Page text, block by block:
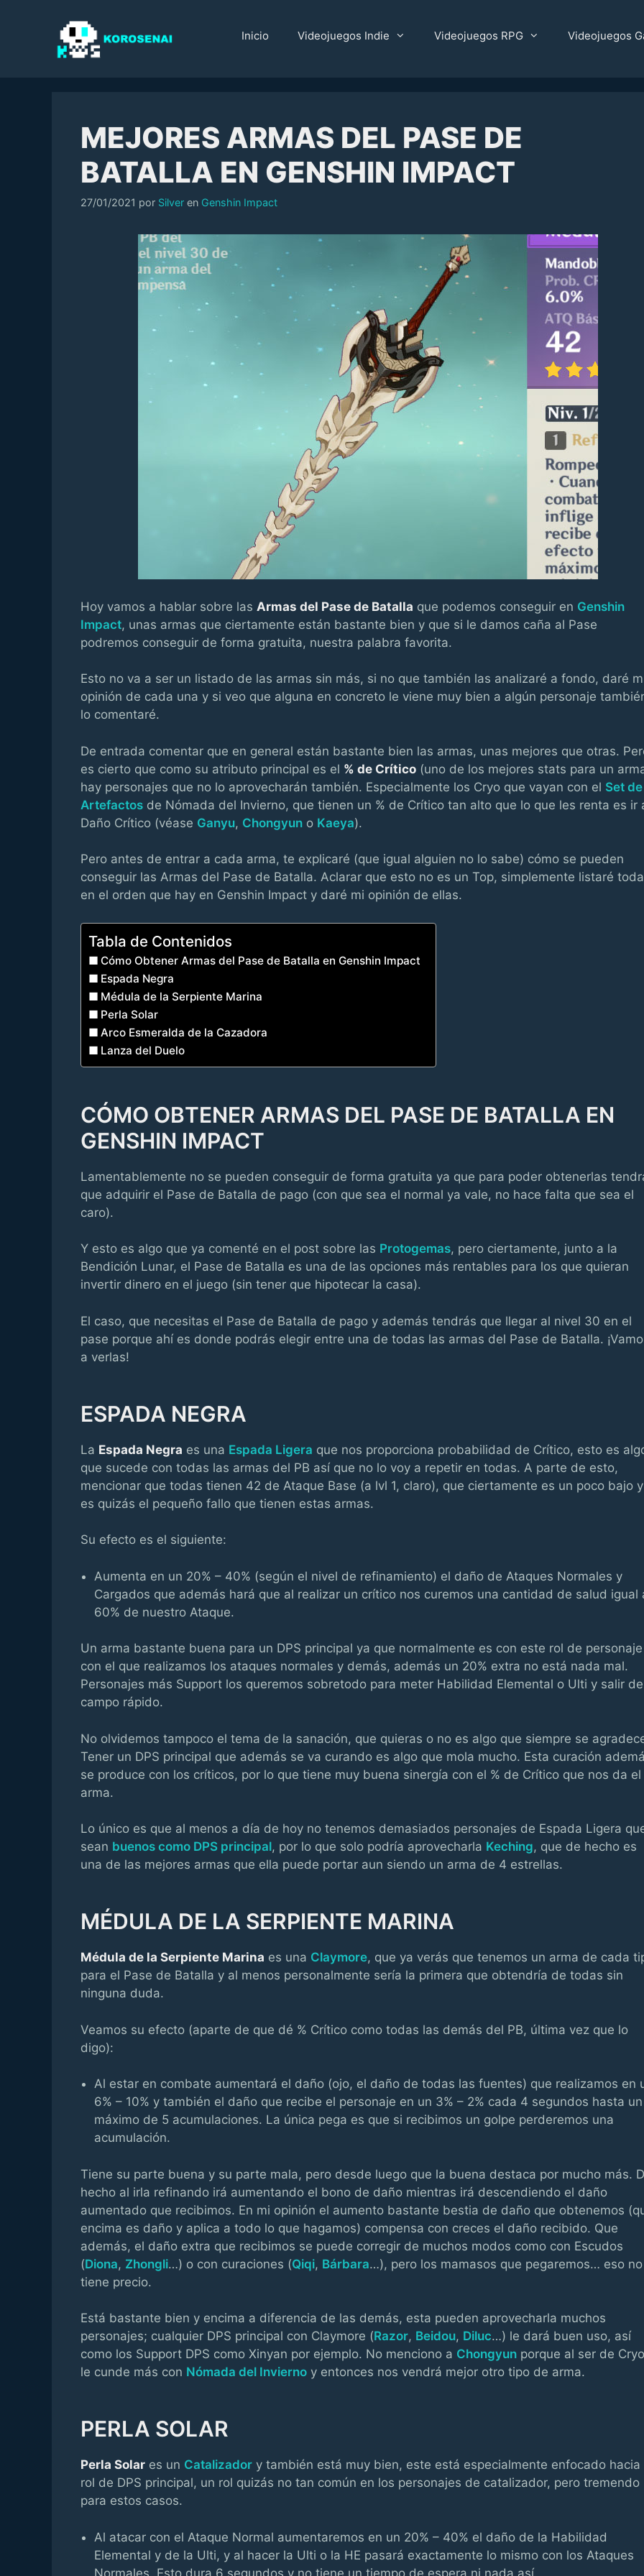
Inicio Videojuegos Indie Videojuegos RPG Videojuegos
MEJORES ARMAS DEL PASE DE
BATALLA EN GENSHIN IMPACT
27/01/2021 por Silver en Categorías
Genshin Impact
Hoy vamos a hablar sobre las Armas del Pase de Batalla que podemos conseguir en Genshin
Impact, unas armas que ciertamente están bastante bien y que si le damos caña al Pase
podremos conseguir de forma gratuita, nuestra palabra favorita.
Esto no va a ser un listado de las armas sin más, si no que también las analizaré a fondo, daré
opinión de cada una y si veo que alguna en concreto le viene muy bien a algún personaje
lo comentaré.
De entrada comentar que en general están bastante bien las armas, unas mejores que otras.
es cierto que como su atributo principal es el % de Crítico (uno de los mejores stats para un
hay personajes que no lo aprovecharán también. Especialmente los Cryo que vayan con el Set de
Artefactos de Nómada del Invierno, que tienen un % de Crítico tan alto que lo que les renta es ir
Daño Crítico (véase Ganyu, Chongyun o Kaeya).
Pero antes de entrar a cada arma, te explicaré (que igual alguien no lo sabe) cómo se pueden
conseguir las Armas del Pase de Batalla. Aclarar que esto no es un Top, simplemente listaré
en el orden que hay en Genshin Impact y daré mi opinión de ellas.
Tabla de Contenidos
Cómo Obtener Armas del Pase de Batalla en Genshin Impact
Espada Negra
Médula de la Serpiente Marina
Perla Solar
Arco Esmeralda de la Cazadora
Lanza del Duelo
CÓMO OBTENER ARMAS DEL PASE DE BATALLA EN
GENSHIN IMPACT
Lamentablemente no se pueden conseguir de forma gratuita ya que para poder obtenerlas
que adquirir el Pase de Batalla de pago (con que sea el normal ya vale, no hace falta que sea el
caro).
Y esto es algo que ya comenté en el post sobre las Protogemas, pero ciertamente, junto a la
Bendición Lunar, el Pase de Batalla es una de las opciones más rentables para los que quieran
invertir dinero en el juego (sin tener que hipotecar la casa).
El caso, que necesitas el Pase de Batalla de pago y además tendrás que llegar al nivel 30 en el
pase porque ahí es donde podrás elegir entre una de todas las armas del Pase de Batalla.
a verlas!
ESPADA NEGRA
La Espada Negra es una Espada Ligera que nos proporciona probabilidad de Crítico, esto es
que sucede con todas las armas del PB así que no lo voy a repetir en todas. A parte de esto,
mencionar que todas tienen 42 de Ataque Base (a lvl 1, claro), que ciertamente es un poco bajo y
es quizás el pequeño fallo que tienen estas armas.
Su efecto es el siguiente:
Aumenta en un 20% – 40% (según el nivel de refinamiento) el daño de Ataques Normales y
Cargados que además hará que al realizar un crítico nos curemos una cantidad de salud igual
60% de nuestro Ataque.
Un arma bastante buena para un DPS principal ya que normalmente es con este rol de personaje
con el que realizamos los ataques normales y demás, además un 20% extra no está nada mal.
Personajes más Support los queremos sobretodo para meter Habilidad Elemental o Ulti y salir
campo rápido.
No olvidemos tampoco el tema de la sanación, que quieras o no es algo que siempre se
Tener un DPS principal que además se va curando es algo que mola mucho. Esta curación
se produce con los críticos, por lo que tiene muy buena sinergía con el % de Crítico que nos da el
arma.
Lo único es que al menos a día de hoy no tenemos demasiados personajes de Espada Ligera
sean buenos como DPS principal, por lo que solo podría aprovecharla Keching, que de hecho es
una de las mejores armas que ella puede portar aun siendo un arma de 4 estrellas.
MÉDULA DE LA SERPIENTE MARINA
Médula de la Serpiente Marina es una Claymore, que ya verás que tenemos un arma de cada
para el Pase de Batalla y al menos personalmente sería la primera que obtendría de todas sin
ninguna duda.
Veamos su efecto (aparte de que dé % Crítico como todas las demás del PB, última vez que lo
digo):
Al estar en combate aumentará el daño (ojo, el daño de todas las fuentes) que realizamos en
6% – 10% y también el daño que recibe el personaje en un 3% – 2% cada 4 segundos hasta un
máximo de 5 acumulaciones. La única pega es que si recibimos un golpe perderemos una
acumulación.
Tiene su parte buena y su parte mala, pero desde luego que la buena destaca por mucho más.
hecho al irla refinando irá aumentando el bono de daño mientras irá descendiendo el daño
aumentado que recibimos. En mi opinión el aumento bastante bestia de daño que obtenemos
encima es daño y aplica a todo lo que hagamos) compensa con creces el daño recibido. Que
además, el daño extra que recibimos se puede corregir de muchos modos como con Escudos
(Diona, Zhongli…) o con curaciones (Qiqi, Bárbara…), pero los mamasos que pegaremos… eso no
tiene precio.
Está bastante bien y encima a diferencia de las demás, esta pueden aprovecharla muchos
personajes; cualquier DPS principal con Claymore (Razor, Beidou, Diluc…) le dará buen uso, así
como los Support DPS como Xinyan por ejemplo. No menciono a Chongyun porque al ser de Cryo
le cunde más con Nómada del Invierno y entonces nos vendrá mejor otro tipo de arma.
PERLA SOLAR
Perla Solar es un Catalizador y también está muy bien, este está especialmente enfocado hacia
rol de DPS principal, un rol quizás no tan común en los personajes de catalizador, pero tremendo
para estos casos.
Al atacar con el Ataque Normal aumentaremos en un 20% – 40% el daño de la Habilidad
Elemental y de la Ulti, y al hacer la Ulti o la HE pasará exactamente lo mismo con los Ataques
Normales. Esto dura 6 segundos y no tiene un tiempo de espera ni nada así.